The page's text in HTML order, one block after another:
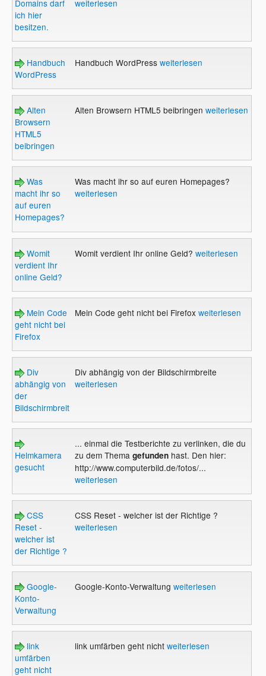
Domains darf
ich hier
besitzen.
weiterlesen
Handbuch
WordPress
Handbuch WordPress weiterlesen
Alten
Browsern
HTML5
beibringen
Alten Browsern HTML5 beibringen weiterlesen
Was
macht ihr so
auf euren
Homepages?
Was macht ihr so auf euren Homepages?
weiterlesen
Womit
verdient Ihr
online Geld?
Womit verdient Ihr online Geld? weiterlesen
Mein Code
geht nicht bei
Firefox
Mein Code geht nicht bei Firefox weiterlesen
Div
abhängig von
der
Bildschirmbreite
Div abhängig von der Bildschirmbreite
weiterlesen
Helmkamera
gesucht
... einmal die Testberichte zu verlinken, die du
zu dem Thema gefundenhast. Den hier:
http://www.computerbild.de/fotos/...
weiterlesen
CSS
Reset -
welcher ist
der Richtige ?
CSS Reset - welcher ist der Richtige ?
weiterlesen
Google-
Konto-
Verwaltung
Google-Konto-Verwaltung weiterlesen
link
umfärben
geht nicht
link umfärben geht nicht weiterlesen